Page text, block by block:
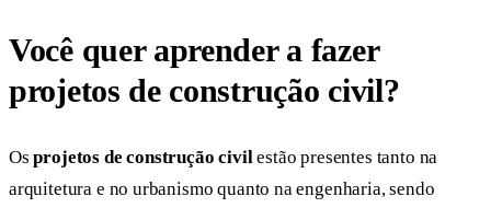
Você quer aprender a fazer
projetos de construção civil?
Osprojetos de construção civilestão presentes tanto na
arquitetura e no urbanismo quanto na engenharia, sendo